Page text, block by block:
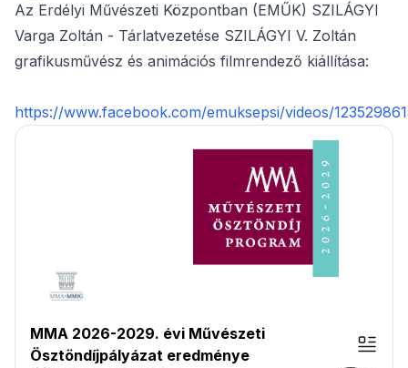
Az Erdélyi Művészeti Központban (EMŰK) SZILÁGYI
Varga Zoltán - Tárlatvezetése SZILÁGYI V. Zoltán
grafikusművész és animációs filmrendező kiállítása:
https://www.facebook.com/emuksepsi/videos/
MMA 2026-2029. évi Művészeti
Ösztöndíjpályázat eredménye